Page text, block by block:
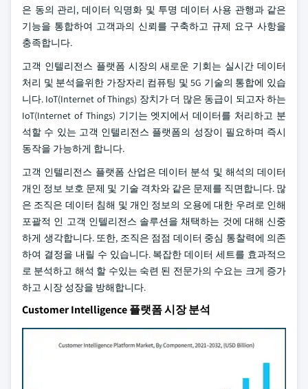
은 동의 관리, 데이터 익명화 및 투명 데이터 사용 관행과 같은
기능을 통합하여 고객과의 신뢰를 구축하고 규제 요구 사항을
충족합니다.
고객 인텔리전스 플랫폼 시장의 새로운 기회는 실시간 데이터
처리 및 분석을위한 가장자리 컴퓨팅 및 5G 기술의 통합에 있습
니다. IoT(Internet of Things) 장치가 더 많은 동급이 되고자 하는
IoT(Internet of Things) 기기는 엣지에서 데이터를 처리하고 분
석할 수 있는 고객 인텔리전스 플랫폼의 성장이 필요하며 즉시
동작을 가능하게 합니다.
고객 인텔리전스 플랫폼 산업은 데이터 분석 및 해석의 데이터
개인 정보 보호 문제 및 기술 격차와 같은 문제를 직면합니다. 많
은 조직은 데이터 침해 및 개인 정보의 오용에 대한 우려로 인해
포괄적 인 고객 인텔리전스 솔루션을 채택하는 것에 대해 신중
하게 생각합니다. 또한, 조직은 점점 데이터 중심 통찰력에 의존
하여 결정을 내릴 수 있습니다. 복잡한 데이터 세트를 효과적으
로 분석하고 해석 할 수있는 숙련 된 전문가의 수요는 크게 증가
하고 시장 성장을 방해합니다.
Customer Intelligence 플랫폼 시장 분석